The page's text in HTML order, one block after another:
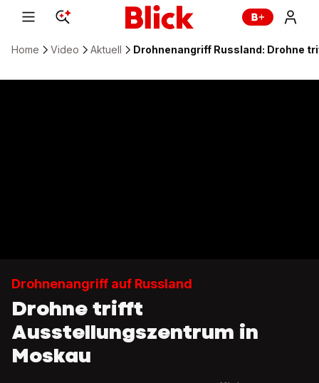
Home Video Aktuell Drohnenangriff Russland: Drohne
Drohnenangriff auf Russland
Drohne trifft
Ausstellungszentrum in
Moskau